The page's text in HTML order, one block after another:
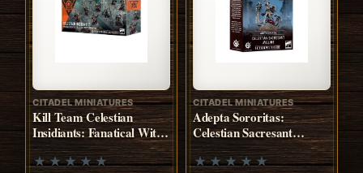
CITADEL MINIATURES
Kill Team Celestian
Insidiants: Fanatical Witch
Slayers of the Adepta
Sororitas
CITADEL MINIATURES
Adepta Sororitas:
Celestian Sacresant
Aveline